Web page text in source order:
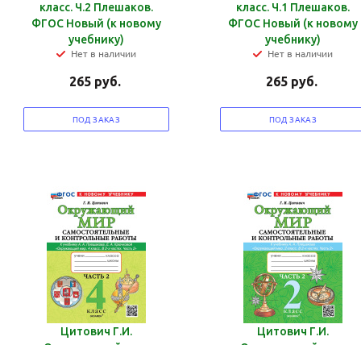
класс. Ч.2 Плешаков.
ФГОС Новый (к новому
учебнику)
Нет в наличии
265руб.
ПОД ЗАКАЗ
класс. Ч.1 Плешаков.
ФГОС Новый (к новому
учебнику)
Нет в наличии
265руб.
ПОД ЗАКАЗ
Цитович Г.И.
Цитович Г.И.